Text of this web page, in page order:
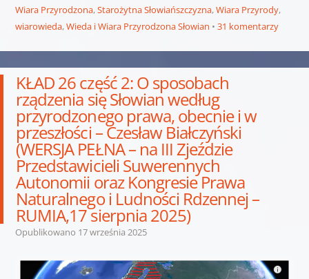
Wiara Przyrodzona,Starożytna Słowiańszczyzna,Wiara Przyrody,
wiarowieda,Wieda i Wiara Przyrodzona Słowian 31 komentarzy
KŁAD 26 część 2: O sposobach
rządzenia się Słowian według
przyrodzonego prawa, obecnie i w
przeszłości – Czesław Białczyński
(WERSJA PEŁNA – na III Zjeździe
Przedstawicieli Suwerennych
Autonomii oraz Kongresie Prawa
Naturalnego i Ludności Rdzennej –
RUMIA,17 sierpnia 2025)
Opublikowano 17 września 2025